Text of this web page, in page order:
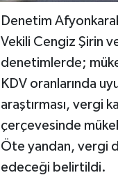
Denetim
Vekili Cengiz Şirin
denetimlerde;
KDV oranlarında
araştırması, vergi
çerçevesinde
Öte yandan, vergi
edeceği belirtildi.